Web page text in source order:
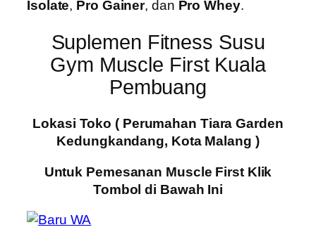
Isolate, Pro Gainer, dan Pro Whey.
Suplemen Fitness Susu
Gym Muscle First Kuala
Pembuang
Lokasi Toko ( Perumahan Tiara Garden
Kedungkandang, Kota Malang )
Untuk Pemesanan Muscle First Klik
Tombol di Bawah Ini